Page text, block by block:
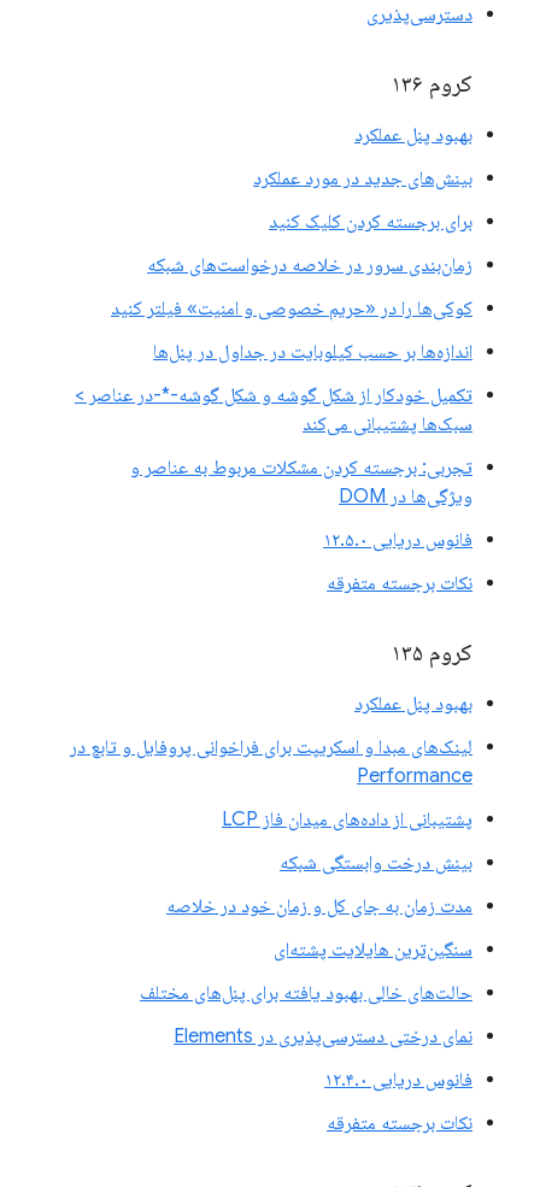
دسترسی‌پذیری
کروم ۱۳۶
بهبود پنل عملکرد
بینش‌های جدید در مورد عملکرد
برای برجسته کردن کلیک کنید
زمان‌بندی سرور در خلاصه درخواست‌های شبکه
کوکی‌ها را در «حریم خصوصی و امنیت» فیلتر کنید
اندازه‌ها بر حسب کیلوبایت در جداول در پنل‌ها
تکمیل خودکار از شکل گوشه و شکل گوشه-*-در عناصر >
سبک‌ها پشتیبانی می‌کند
تجربی: برجسته کردن مشکلات مربوط به عناصر و
ویژگی‌ها در DOM
فانوس دریایی ۱۲.۵.۰
نکات برجسته متفرقه
کروم ۱۳۵
بهبود پنل عملکرد
لینک‌های مبدا و اسکریپت برای فراخوانی پروفایل و تابع در
Performance
پشتیبانی از داده‌های میدان فاز LCP
بینش درخت وابستگی شبکه
مدت زمان به جای کل و زمان خود در خلاصه
سنگین‌ترین هایلایت پشته‌ای
حالت‌های خالی بهبود یافته برای پنل‌های مختلف
نمای درختی دسترسی‌پذیری در Elements
فانوس دریایی ۱۲.۴.۰
نکات برجسته متفرقه